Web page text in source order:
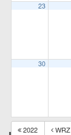
23
30
2022 WRZ